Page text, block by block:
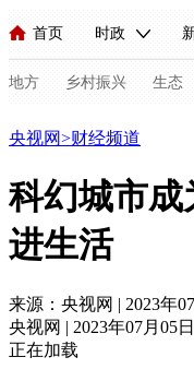
首页 时政
人民领袖习近平 联播+
直播 栏目大全
海外频道 iPanda
地方 乡村振兴 生态
新闻 国内
视频 小央视频
央视网>财经频道
科幻城市成
进生活
来源：央视网 | 2023年
央视网 | 2023年07月05
正在加载